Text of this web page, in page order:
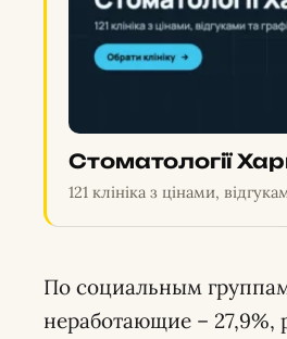
Стоматології
121 клініка з цінами,
По социальным
неработающие – 27,9%,